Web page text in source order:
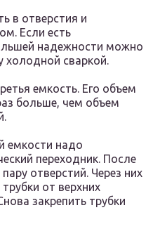
в отверстия и
Если есть
надежности можно
холодной сваркой.
емкость. Его объем
больше, чем объем
емкости надо
переходник. После
отверстий. Через них
от верхних
закрепить трубки